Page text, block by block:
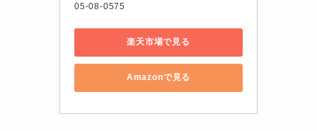
05-08-0575
楽天市場で見る
Amazonで見る